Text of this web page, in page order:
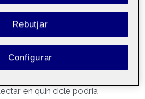
tenir l’oportunitat de
de cicles del centre (inicial,
per edats, necessitats diverses…)
en quin cicle podria
Rebutjar
Configurar